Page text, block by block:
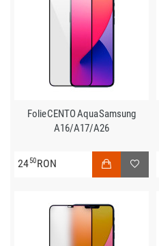
Folie CENTO Aqua Samsung
A16/A17/A26
2450RON